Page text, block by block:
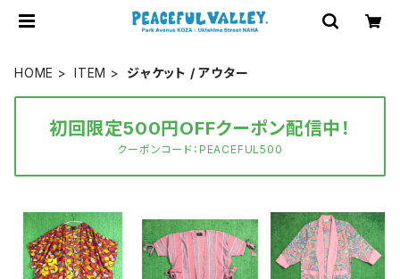
HOME ITEM ジャケット / アウター
初回限定500円OFFクーポン配信中！
クーポンコード：PEACEFUL500